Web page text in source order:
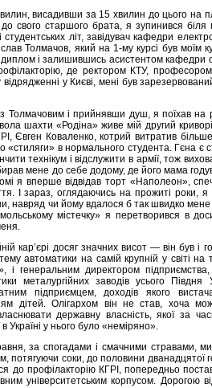
висадивши за 15 хвилин до цього на
свого старшого брата, я зупинився
студентських літ, завідувач кафедри
Толмачов, який на 1-му курсі був моїм
і залишившись асистентом кафедри
де ректором КТУ,
у Києві, мені був
Толмачовим і прийнявши душ, я поїхав на
шахти «Родіна» живе мій другий
Євген Коваленко, котрий витратив
«стиляги» в нормального студента. Гєна
технікум і відслужити в армії, тож
мене до себе додому, де його мама
я вперше відвідав торт «Наполеон»,
І зараз, оглядаючись на прожиті роки,
навряд чи йому вдалося б так швидко
містечку» я перетворився в
кар’єрі досяг значних висот — він був і
автоматики на самій крупній у світі
і генеральним директором
металургійних заводів усього
підприємцем, доходів якого
дітей. Олігархом він не став, хоча
державну власність, якої за
в Україні у нього було «неміряно».
за спогадами і смачними стравами,
потягуючи соки, до половини дванадцятої
до профілакторію КГРІ, попередньо
університетським корпусом. Дорогою